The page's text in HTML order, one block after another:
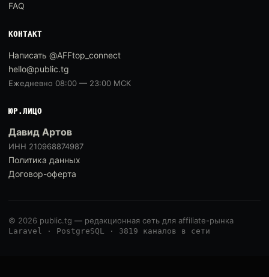
FAQ
КОНТАКТ
Написать @AFFtop_connect
hello@public.tg
Ежедневно 08:00 — 23:00 МСК
ЮР.ЛИЦО
Давид Артов
ИНН 210968874987
Политика данных
Договор-оферта
© 2026 public.tg — редакционная сеть для affiliate-рынка
Laravel · PostgreSQL · 3819 каналов в сети